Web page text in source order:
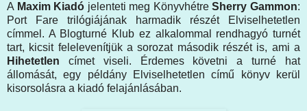
A Maxim Kiadó jelenteti meg KönyvhétreSherry Gammon:
Port Fare trilógiájának harmadik részét Elviselhetetlen
címmel. A Blogturné Klub ez alkalommal rendhagyó turnét
tart, kicsit felelevenítjük a sorozat második részét is, ami a
Hihetetlen címet viseli. Érdemes követni a turné hat
állomását, egy példány Elviselhetetlen című könyv kerül
kisorsolásra a kiadó felajánlásában.